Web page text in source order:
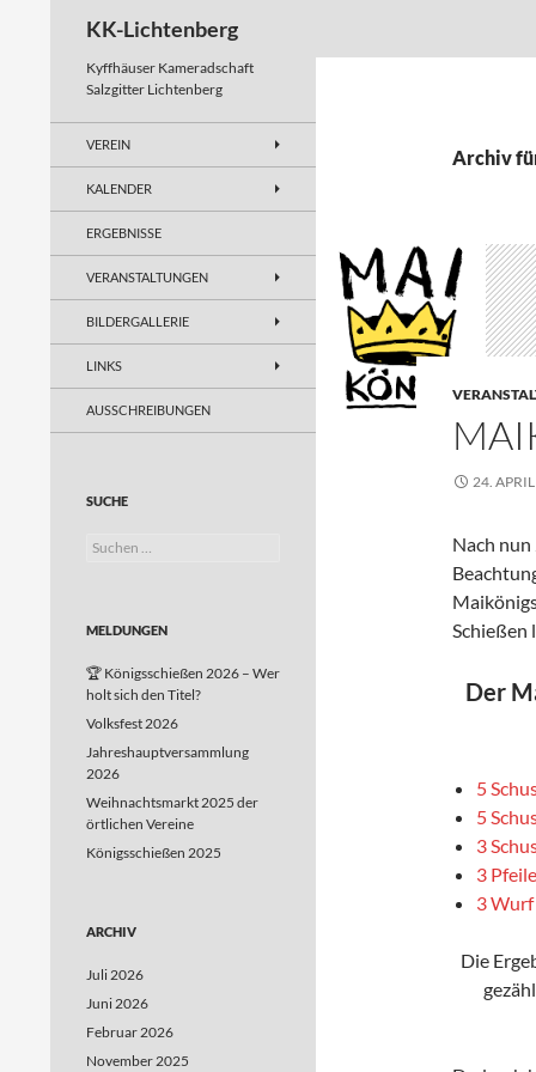
KK-Lichtenberg
Archiv
24.
Nach
Schießen
Der
5
5
3
3
3
Die
Kyffhäuser Kameradschaft
Salzgitter Lichtenberg
VEREIN
KALENDER
ERGEBNISSE
VERANSTALTUNGEN
BILDERGALLERIE
LINKS
AUSSCHREIBUNGEN
SUCHE
Suchen
MELDUNGEN
🏆 Königsschießen 2026 – Wer
holt sich den Titel?
Volksfest 2026
Jahreshauptversammlung
2026
Weihnachtsmarkt 2025 der
örtlichen Vereine
Königsschießen 2025
ARCHIV
Juli 2026
Juni 2026
Februar 2026
November 2025